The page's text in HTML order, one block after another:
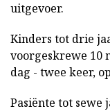
uitgevoer.
Kinders tot drie
voorgeskrewe 10
dag - twee keer,
Pasiënte tot